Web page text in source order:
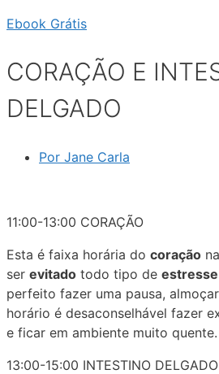
Ebook Grátis
CORAÇÃO E
DELGADO
Por Jane Carla
11:00-13:00 CORAÇÃO
Esta é faixa horária do coração
ser evitado todo tipo de estresse
perfeito fazer uma pausa,
horário é desaconselhável fazer
e ficar em ambiente muito quente.
13:00-15:00 INTESTINO DELGADO